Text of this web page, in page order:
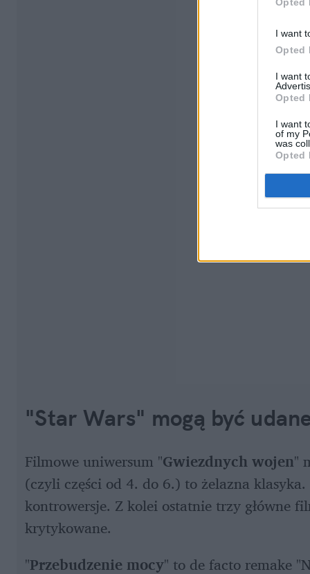
I want
Opted
I want
Opted
I want
of my
was
Opted
"Star Wars" mogą być
Filmowe uniwersum "Gwiezdnych wojen"
(czyli części od 4. do 6.) to żelazna
kontrowersje. Z kolei ostatnie trzy główne
krytykowane.
"Przebudzenie mocy" to de facto remake